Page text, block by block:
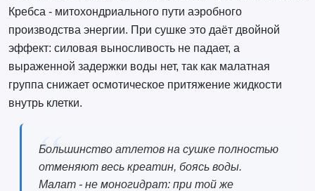
Кребса - митохондриального пути аэробного
производства энергии. При сушке это даёт двойной
эффект: силовая выносливость не падает, а
выраженной задержки воды нет, так как малатная
группа снижает осмотическое притяжение жидкости
внутрь клетки.
Большинство атлетов на сушке полностью
отменяют весь креатин, боясь воды.
Малат - не моногидрат: при той же